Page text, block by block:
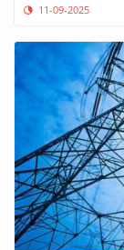
11-09-2025